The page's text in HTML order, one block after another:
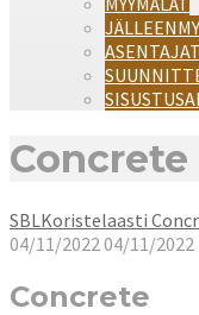
ASENTAJAT
Concrete
SBL Koristelaasti
04/11/2022 04/11/2022
Concrete